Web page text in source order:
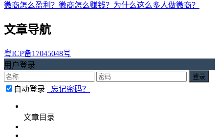
微商怎么盈利？微商怎么赚钱？为什么这么多人做微商？
文章导航
粤ICP备17045048号
用户登录
自动登录 忘记密码？
文章目录